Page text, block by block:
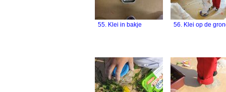
55. Klei in bakje 56. Klei op de